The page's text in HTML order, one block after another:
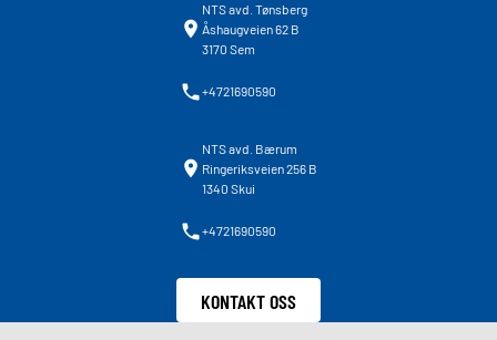
NTS avd. Tønsberg
Åshaugveien 62 B
3170 Sem
+4721690590
NTS avd. Bærum
Ringeriksveien 256 B
1340 Skui
+4721690590
KONTAKT OSS